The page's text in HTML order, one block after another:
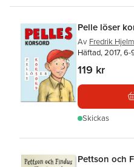
Pelle löser
Av Fredrik Hjelm
Häftad, 2017, 6-
119 kr
Skickas
Pettson och